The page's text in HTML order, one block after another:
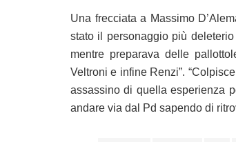
Una frecciata a Massimo
stato il personaggio più
mentre preparava delle
Veltroni e infine Renzi”.
assassino di quella esperienza
andare via dal Pd sapendo di